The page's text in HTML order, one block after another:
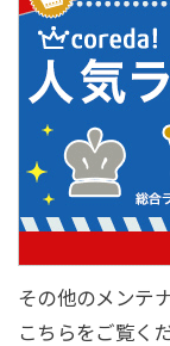
その他のメンテ
こちらをご覧く